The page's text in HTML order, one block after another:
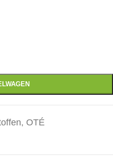
, OTÉ